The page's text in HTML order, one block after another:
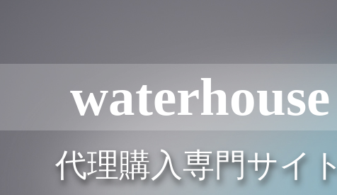
waterhouse
代理購入専門サイト